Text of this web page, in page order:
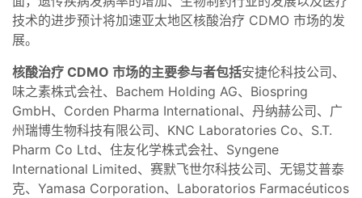
技术的进步预计将加速亚太地区核酸治疗 CDMO 市场的发
展。
核酸治疗 CDMO 市场的主要参与者包括安捷伦科技公司、
味之素株式会社、Bachem Holding AG、Biospring
GmbH、Corden Pharma International、丹纳赫公司、广
州瑞博生物科技有限公司、KNC Laboratories Co、S.T.
Pharm Co Ltd、住友化学株式会社、Syngene
International Limited、赛默飞世尔科技公司、无锡艾普泰
克、Yamasa Corporation、Laboratorios Farmacéuticos